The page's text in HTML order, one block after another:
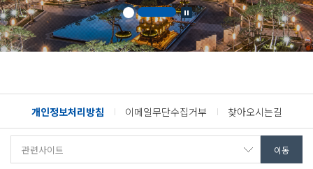
개인정보처리방침 이메일무단수집거부 찾아오시는길